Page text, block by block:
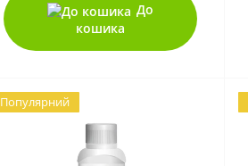
До
кошика
Популярний